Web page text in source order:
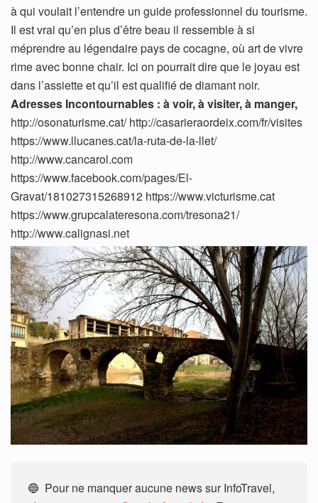
à qui voulait l’entendre un guide professionnel du tourisme.
Il est vrai qu’en plus d’être beau il ressemble à si
méprendre au légendaire pays de cocagne, où art de vivre
rime avec bonne chair. Ici on pourrait dire que le joyau est
dans l’assiette et qu’il est qualifié de diamant noir.
Adresses Incontournables : à voir, à visiter, à manger,
http://osonaturisme.cat/ http://casarieraordeix.com/fr/visites
https://www.llucanes.cat/la-ruta-de-la-llet/
http://www.cancarol.com
https://www.facebook.com/pages/El-
Gravat/181027315268912 https://www.victurisme.cat
https://www.grupcalateresona.com/tresona21/
http://www.calignasi.net
🔵 Pour ne manquer aucune news sur InfoTravel,